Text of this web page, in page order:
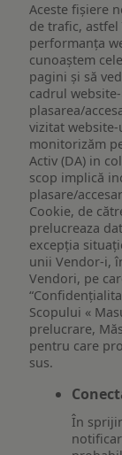
Aceste fișiere
de trafic,
performanța
cunoaștem
pagini și să
cadrul
plasarea/
vizitat
monitorizăm
Activ (DA) in
scop implică
plasare/
Cookie, de
prelucreaza
excepția
unii Vendor-i,
Vendori, pe
Scopului «
prelucrare,
pentru care
sus.
În